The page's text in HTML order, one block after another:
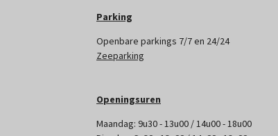
Parking
Openbare parkings 7/7 en 24/24
Zeeparking
Openingsuren
Maandag: 9u30 - 13u00 / 14u00 - 18u00